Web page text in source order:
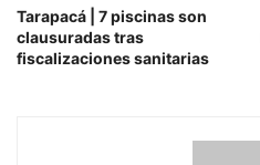
Tarapacá | 7 piscinas son
clausuradas tras
fiscalizaciones sanitarias